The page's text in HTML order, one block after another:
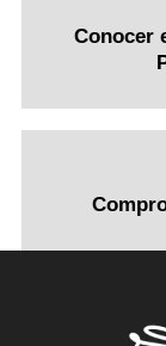
Conocer